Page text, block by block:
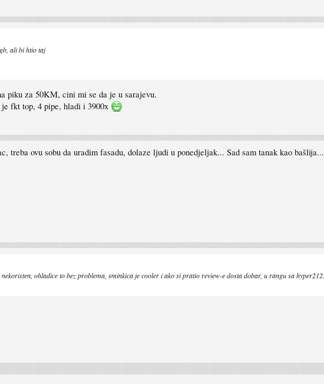
ali bi htio taj
piku za 50KM, cini mi se da je u sarajevu.
fkt top, 4 pipe, hladi i 3900x
treba ovu sobu da uradim fasadu, dolaze ljudi u ponedjeljak... Sad sam tanak kao bašlija...
ohladice to bez problema, sminkica je cooler i ako si pratio review-e dosta dobar, u rangu sa hyper212.